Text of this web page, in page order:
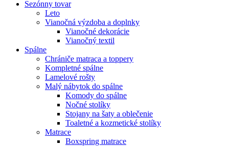
Sezónny tovar
Leto
Vianočná výzdoba a doplnky
Vianočné dekorácie
Vianočný textil
Spálne
Chrániče matraca a toppery
Kompletné spálne
Lamelové rošty
Malý nábytok do spálne
Komody do spálne
Nočné stolíky
Stojany na šaty a oblečenie
Toaletné a kozmetické stolíky
Matrace
Boxspring matrace